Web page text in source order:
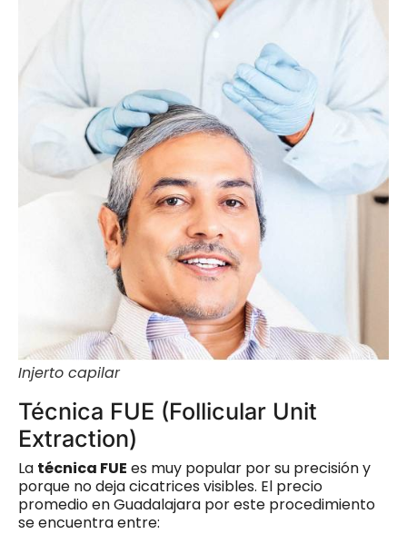
Injerto capilar
Técnica FUE (Follicular Unit
Extraction)
La técnica FUE es muy popular por su precisión y
porque no deja cicatrices visibles. El precio
promedio en Guadalajara por este procedimiento
se encuentra entre: